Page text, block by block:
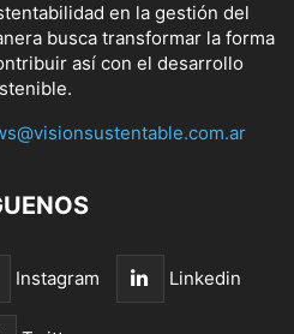
en la gestión del
busca transformar la forma
así con el desarrollo
Instagram Linkedin